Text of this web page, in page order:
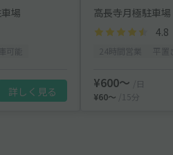
場
詳しく見る
高長寺月極駐車場
4.8
¥600〜
/日
¥60〜
/15分